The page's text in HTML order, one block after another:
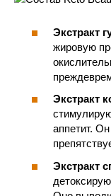
Экстракт
жировую
Экстракт
аппетит.
Экстракт